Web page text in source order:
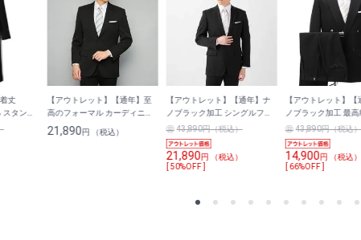
丈
タンド
レロ風
【アウトレット】【通年】至
高のフォーマル カーディニア
ANNIVERSAIRE （ベーシック
シルエット）
21,890円 （税込）
【アウトレット】【通年】ナ
ノブラック加工 シングルフォ
ーマルスーツ
ANNIVERSAIRE（スリムシル
エット）
43,890円（税込）
21,890円 （税込）
[ 50%OFF ]
【アウトレット】【
ノブラック加工 最高
ブルフォーマルスーツ
ANNIVERSAIRE（ベ
シルエット）
43,890円（税込）
14,900円 （税込）
[ 66%OFF ]